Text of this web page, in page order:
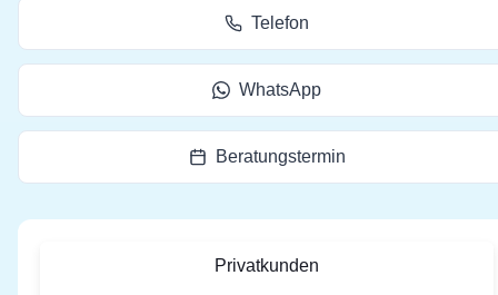
Telefon
WhatsApp
Beratungstermin
Privatkunden